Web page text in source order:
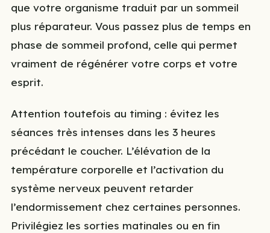
que votre organisme traduit par un sommeil
plus réparateur. Vous passez plus de temps en
phase de sommeil profond, celle qui permet
vraiment de régénérer votre corps et votre
esprit.
Attention toutefois au timing : évitez les
séances très intenses dans les 3 heures
précédant le coucher. L’élévation de la
température corporelle et l’activation du
système nerveux peuvent retarder
l’endormissement chez certaines personnes.
Privilégiez les sorties matinales ou en fin